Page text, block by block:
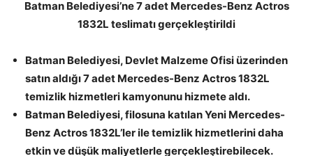
Batman Belediyesi’ne 7 adet Mercedes-Benz Actros
1832L teslimatı gerçekleştirildi
Batman Belediyesi, Devlet Malzeme Ofisi üzerinden
satın aldığı 7 adet Mercedes-Benz Actros 1832L
temizlik hizmetleri kamyonunu hizmete aldı.
Batman Belediyesi, filosuna katılan Yeni Mercedes-
Benz Actros 1832L’ler ile temizlik hizmetlerini daha
etkin ve düşük maliyetlerle gerçekleştirebilecek.